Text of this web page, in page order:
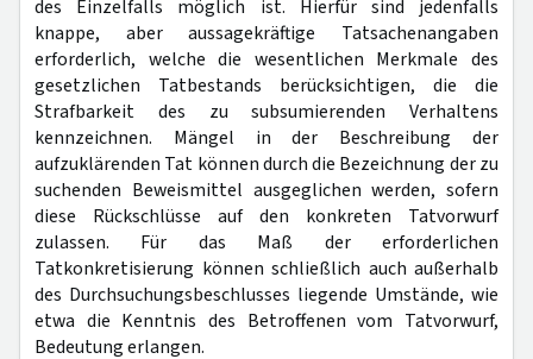
des Einzelfalls möglich ist. Hierfür sind jedenfalls
knappe, aber aussagekräftige Tatsachenangaben
erforderlich, welche die wesentlichen Merkmale des
gesetzlichen Tatbestands berücksichtigen, die die
Strafbarkeit des zu subsumierenden Verhaltens
kennzeichnen. Mängel in der Beschreibung der
aufzuklärenden Tat können durch die Bezeichnung der zu
suchenden Beweismittel ausgeglichen werden, sofern
diese Rückschlüsse auf den konkreten Tatvorwurf
zulassen. Für das Maß der erforderlichen
Tatkonkretisierung können schließlich auch außerhalb
des Durchsuchungsbeschlusses liegende Umstände, wie
etwa die Kenntnis des Betroffenen vom Tatvorwurf,
Bedeutung erlangen.